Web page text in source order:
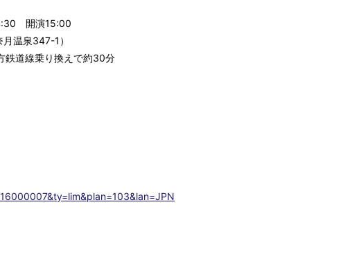
開演15:00
温泉347-1）
鉄道線乗り換えで約30分